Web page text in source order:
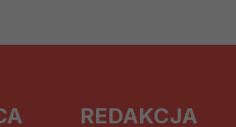
REDAKCJA